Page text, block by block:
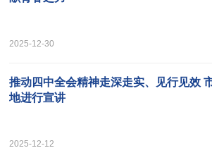
2025-12-30
推动四中全会精神走深走实、见行见效
地进行宣讲
2025-12-12